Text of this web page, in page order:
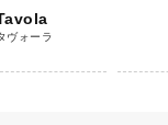
ヴォーラ